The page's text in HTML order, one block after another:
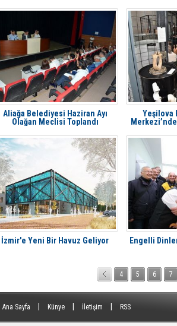
Aliağa Belediyesi Haziran Ayı
Olağan Meclisi Toplandı
Yeşilova
İzmir'e Yeni Bir Havuz Geliyor
Engelli
4 5 6 7
Ana Sayfa Künye İletişim RSS